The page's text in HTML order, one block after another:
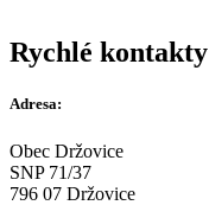
Rychlé kontakty
Adresa:
Obec Držovice
SNP 71/37
796 07 Držovice